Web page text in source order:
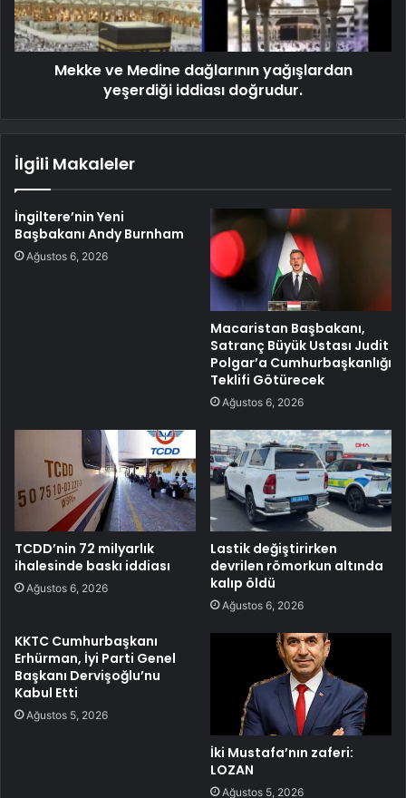
Mekke ve Medine dağlarının yağışlardan
yeşerdiği iddiası doğrudur.
İlgili Makaleler
İngiltere’nin Yeni
Başbakanı Andy Burnham
Ağustos 6, 2026
Macaristan Başbakanı,
Satranç Büyük Ustası Judit
Polgar’a Cumhurbaşkanlığı
Teklifi Götürecek
Ağustos 6, 2026
TCDD’nin 72 milyarlık
ihalesinde baskı iddiası
Ağustos 6, 2026
Lastik değiştirirken
devrilen römorkun altında
kalıp öldü
Ağustos 6, 2026
KKTC Cumhurbaşkanı
Erhürman, İyi Parti Genel
Başkanı Dervişoğlu’nu
Kabul Etti
Ağustos 5, 2026
İki Mustafa’nın zaferi:
LOZAN
Ağustos 5, 2026